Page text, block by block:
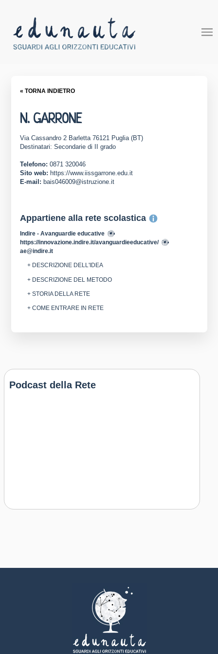
« TORNA INDIETRO
N. GARRONE
Via Cassandro 2 Barletta 76121 Puglia (BT)
Destinatari: Secondarie di II grado
Telefono: 0871 320046
Sito web: https://www.iissgarrone.edu.it
E-mail: bais046009@istruzione.it
Appartiene alla rete scolastica
Indire - Avanguardie educative
https://innovazione.indire.it/avanguardieeducative/
ae@indire.it
+ DESCRIZIONE DELL'IDEA
+ DESCRIZIONE DEL METODO
+ STORIA DELLA RETE
+ COME ENTRARE IN RETE
Podcast della Rete